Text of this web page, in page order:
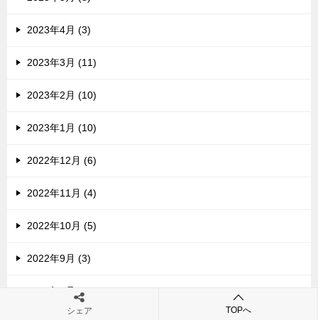
2023年4月 (3)
2023年3月 (11)
2023年2月 (10)
2023年1月 (10)
2022年12月 (6)
2022年11月 (4)
2022年10月 (5)
2022年9月 (3)
2022年8月 (10)
シェア TOPへ